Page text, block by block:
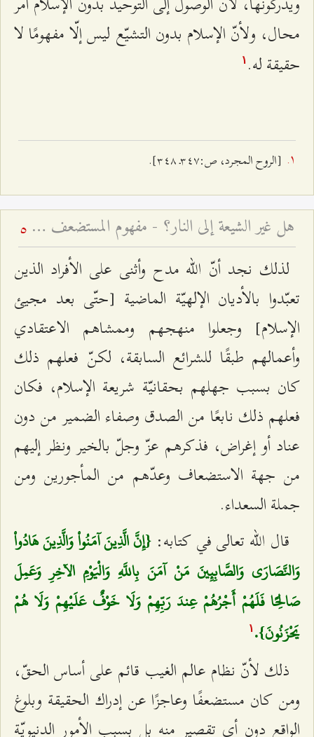
محال، ولأنّ الإسلام بدون التشيّع ليس إلّا مفهومًا لا
حقيقة له. ۱
[الروح المجرد، ص:٣٤۷ـ ٣٤۸].
هل غير الشيعة إلى النار؟ - مفهوم المستضعف في القرآن الكريم 5
لذلك نجد أنّ الله مدح وأثنى على الأفراد الذين
تعبّدوا بالأديان الإلهيّة الماضية [حتّى بعد مجيئ
الإسلام] وجعلوا منهجهم وممشاهم الاعتقادي
وأعمالهم طبقًا للشرائع السابقة، لكنّ فعلهم ذلك
كان بسبب جهلهم بحقانيّة شريعة الإسلام، فكان
فعلهم ذلك نابعًا من الصدق وصفاء الضمير من دون
عناد أو إغراض، فذكرهم عزّ وجلّ بالخير ونظر إليهم
من جهة الاستضعاف وعدّهم من المأجورين ومن
جملة السعداء.
قال الله تعالى في كتابه: {إِنَّ الَّذِينَ آمَنُواْ وَالَّذِينَ هَادُواْ
وَالنَّصَارَى وَالصَّابِئِينَ مَنْ آمَنَ بِاللَّهِ وَالْيَوْمِ الآخِرِ وَعَمِلَ
صَالِحًا فَلَهُمْ أَجْرُهُمْ عِندَ رَبِّهِمْ وَلَا خَوْفٌ عَلَيْهِمْ وَلَا هُمْ
يَحْزَنُونَ}. ۱
ذلك لأنّ نظام عالم الغيب قائم على أساس الحقّ،
ومن كان مستضعفًا وعاجزًا عن إدراك الحقيقة وبلوغ
الواقع دون أي تقصير منه بل بسبب الأمور الدنيويّة